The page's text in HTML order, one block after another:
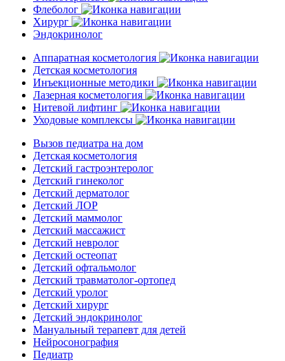
Флеболог
Хирург
Эндокринолог
Аппаратная косметология
Детская косметология
Инъекционные методики
Лазерная косметология
Нитевой лифтинг
Уходовые комплексы
Вызов педиатра на дом
Детская косметология
Детский гастроэнтеролог
Детский гинеколог
Детский дерматолог
Детский ЛОР
Детский маммолог
Детский массажист
Детский невролог
Детский остеопат
Детский офтальмолог
Детский травматолог-ортопед
Детский уролог
Детский хирург
Детский эндокринолог
Мануальный терапевт для детей
Нейросонография
Педиатр